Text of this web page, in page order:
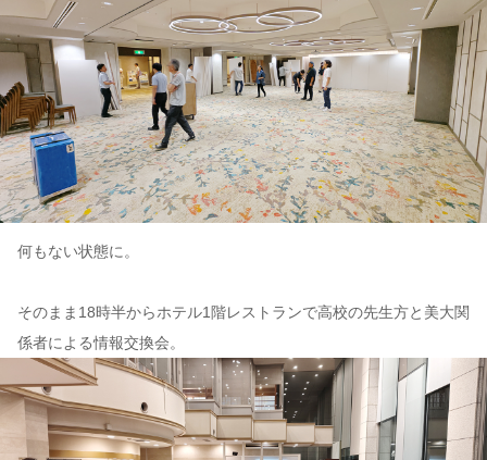
何もない状態に。
そのまま18時半からホテル1階レストランで高校の先生方と美大関
係者による情報交換会。